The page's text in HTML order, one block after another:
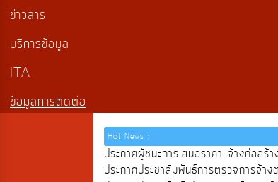
ข่าวสาร
บริการข้อมูล
ITA
ข้อมูลการติดต่อ
Hot News :
ประกาศผู้ชนะการเสนอราคา จ้างก่อส
ประกาศประชาสัมพันธ์การตรวจการจ้